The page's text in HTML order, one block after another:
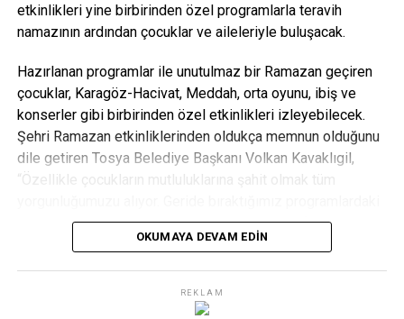
etkinlikleri yine birbirinden özel programlarla teravih
namazının ardından çocuklar ve aileleriyle buluşacak.
Hazırlanan programlar ile unutulmaz bir Ramazan geçiren
çocuklar, Karagöz-Hacivat, Meddah, orta oyunu, ibiş ve
konserler gibi birbirinden özel etkinlikleri izleyebilecek.
Şehri Ramazan etkinliklerinden oldukça memnun olduğunu
dile getiren Tosya Belediye Başkanı Volkan Kavaklıgil,
“Özellikle çocukların mutluluklarına şahit olmak tüm
yoğunluk ve canlılık görülmeye değerdi. Bu haftasonu
etkinliklerimizi nihayete erdireceğiz. Birlik ve beraberlik
içerisinde bizlerle birlikte bu organizasyona katılan
hemşerilerimize ve emeği geçen tüm arkadaşlarımıza
teşekkür ediyorum” diye konuştu.
OKUMAYA DEVAM EDIN
REKLAM